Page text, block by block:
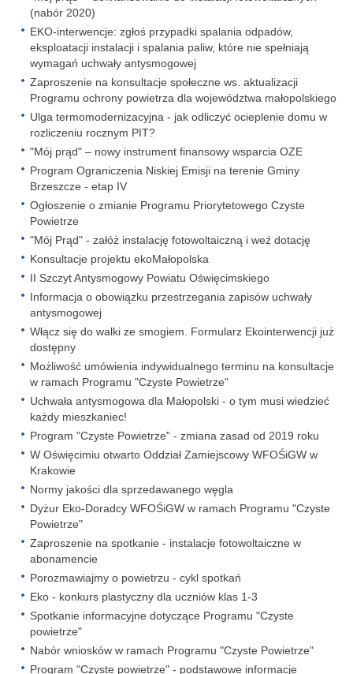
(nabór 2020)
EKO-interwencje: zgłoś przypadki spalania odpadów,
eksploatacji instalacji i spalania paliw, które nie spełniają
wymagań uchwały antysmogowej
Zaproszenie na konsultacje społeczne ws. aktualizacji
Programu ochrony powietrza dla województwa małopolskiego
Ulga termomodernizacyjna - jak odliczyć ocieplenie domu w
rozliczeniu rocznym PIT?
"Mój prąd" – nowy instrument finansowy wsparcia OZE
Program Ograniczenia Niskiej Emisji na terenie Gminy
Brzeszcze - etap IV
Ogłoszenie o zmianie Programu Priorytetowego Czyste
Powietrze
"Mój Prąd" - załóż instalację fotowoltaiczną i weź dotację
Konsultacje projektu ekoMałopolska
II Szczyt Antysmogowy Powiatu Oświęcimskiego
Informacja o obowiązku przestrzegania zapisów uchwały
antysmogowej
Włącz się do walki ze smogiem. Formularz Ekointerwencji już
dostępny
Możliwość umówienia indywidualnego terminu na konsultacje
w ramach Programu "Czyste Powietrze"
Uchwała antysmogowa dla Małopolski - o tym musi wiedzieć
każdy mieszkaniec!
Program "Czyste Powietrze" - zmiana zasad od 2019 roku
W Oświęcimiu otwarto Oddział Zamiejscowy WFOŚiGW w
Krakowie
Normy jakości dla sprzedawanego węgla
Dyżur Eko-Doradcy WFOŚiGW w ramach Programu "Czyste
Powietrze"
Zaproszenie na spotkanie - instalacje fotowoltaiczne w
abonamencie
Porozmawiajmy o powietrzu - cykl spotkań
Eko - konkurs plastyczny dla uczniów klas 1-3
Spotkanie informacyjne dotyczące Programu "Czyste
powietrze"
Nabór wniosków w ramach Programu "Czyste Powietrze"
Program "Czyste powietrze" - podstawowe informacje